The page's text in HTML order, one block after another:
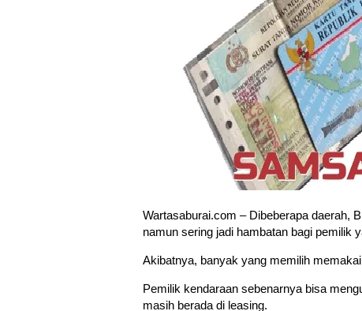
Wartasaburai.com – Dibeberapa daerah,
namun sering jadi hambatan bagi pemilik
Akibatnya, banyak yang memilih
Pemilik kendaraan sebenarnya bisa
masih berada di leasing.